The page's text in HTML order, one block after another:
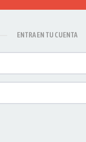
ENTRA EN TU CUENTA